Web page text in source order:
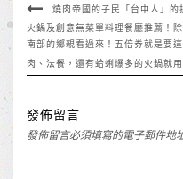
燒肉帝國的子民「台中人」的
火鍋及創意無菜單料理餐廳推薦！
南部的鄉親看過來！五倍券就是要
肉、法餐，還有蛤蜊爆多的火鍋就
發佈留言
發佈留言必須填寫的電子郵件地